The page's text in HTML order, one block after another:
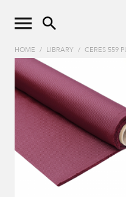
HOME / LIBRARY / CERES 559